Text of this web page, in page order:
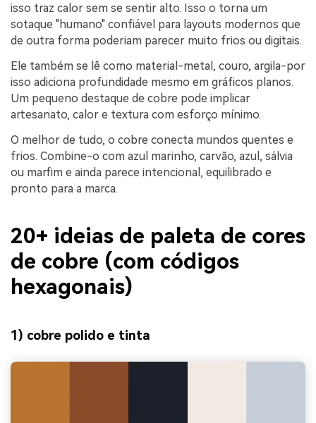
isso traz calor sem se sentir alto. Isso o torna um
sotaque "humano" confiável para layouts modernos que
de outra forma poderiam parecer muito frios ou digitais.
Ele também se lê como material-metal, couro, argila-por
isso adiciona profundidade mesmo em gráficos planos.
Um pequeno destaque de cobre pode implicar
artesanato, calor e textura com esforço mínimo.
O melhor de tudo, o cobre conecta mundos quentes e
frios. Combine-o com azul marinho, carvão, azul, sálvia
ou marfim e ainda parece intencional, equilibrado e
pronto para a marca.
20+ ideias de paleta de cores
de cobre (com códigos
hexagonais)
1) cobre polido e tinta